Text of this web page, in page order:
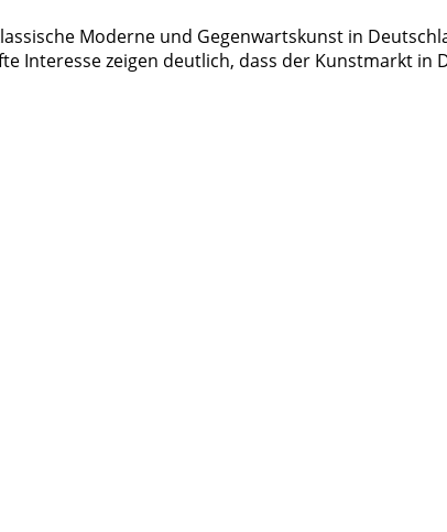
Moderne und Gegenwartskunst in
Interesse zeigen deutlich, dass der Kunstmarkt in